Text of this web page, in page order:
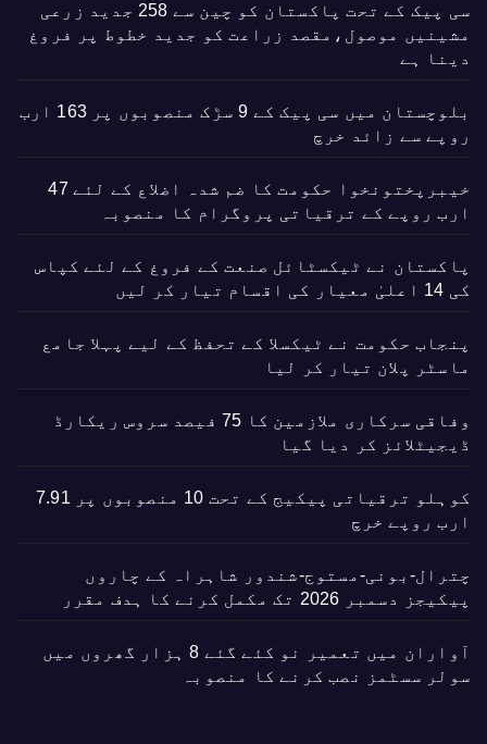
سی پیک کے تحت پاکستان کو چین سے 258 جدید زرعی
مشینیں موصول،مقصد زراعت کو جدید خطوط پر فروغ
دینا ہے
بلوچستان میں سی پیک کے 9 سڑک منصوبوں پر 163 ارب
روپے سے زائد خرچ
خیبرپختونخوا حکومت کا ضم شدہ اضلاع کے لئے 47
ارب روپے کے ترقیاتی پروگرام کا منصوبہ
پاکستان نے ٹیکسٹائل صنعت کے فروغ کے لئے کپاس
کی 14 اعلیٰ معیار کی اقسام تیار کر لیں
پنجاب حکومت نے ٹیکسلا کے تحفظ کے لیے پہلا جامع
ماسٹر پلان تیار کر لیا
وفاقی سرکاری ملازمین کا 75 فیصد سروس ریکارڈ
ڈیجیٹلائز کر دیا گیا
کوہلو ترقیاتی پیکیج کے تحت 10 منصوبوں پر 7.91
ارب روپے خرچ
چترال-بونی-مستوج-شندور شاہراہ کے چاروں
پیکیجز دسمبر 2026 تک مکمل کرنے کا ہدف مقرر
آواران میں تعمیر نو کئے گئے 8 ہزار گھروں میں
سولر سسٹمز نصب کرنے کا منصوبہ